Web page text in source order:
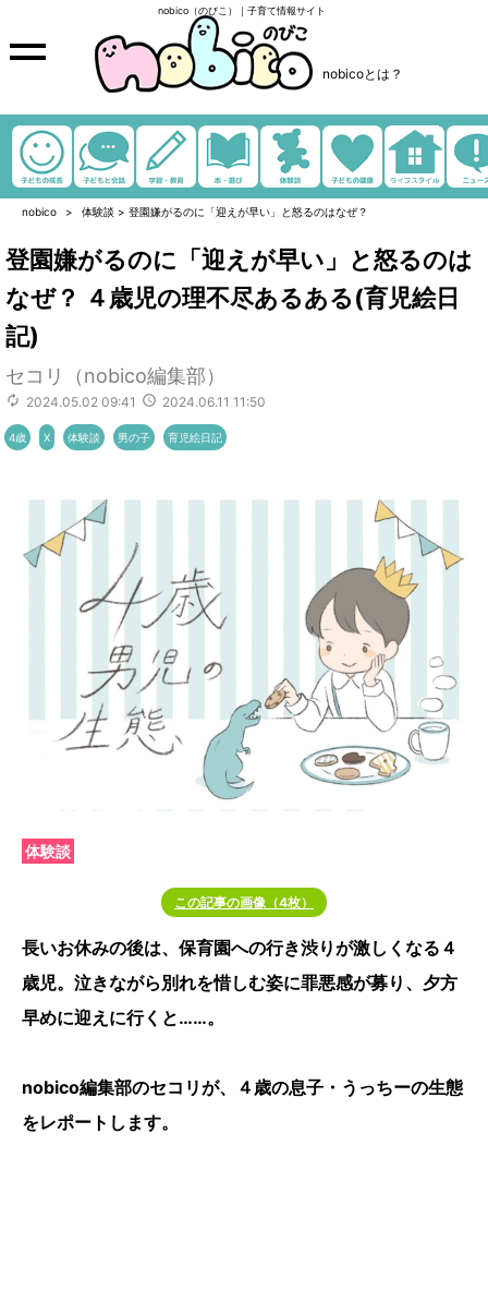
nobico（のびこ）｜子育て情報サイト
nobicoとは？
nobico 体験談 > 登園嫌がるのに「迎えが早い」と怒るのはなぜ？
登園嫌がるのに「迎えが早い」と怒るのは
なぜ？ ４歳児の理不尽あるある(育児絵日
記)
セコリ（nobico編集部）
2024.05.02 09:41 2024.06.11 11:50
4歳 X 体験談 男の子 育児絵日記
体験談
この記事の画像（4枚）
長いお休みの後は、保育園への行き渋りが激しくなる４
歳児。泣きながら別れを惜しむ姿に罪悪感が募り、夕方
早めに迎えに行くと……。
nobico編集部のセコリが、４歳の息子・うっちーの生態
をレポートします。